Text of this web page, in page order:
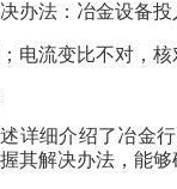
办法：冶金设备
电流变比不对，
述详细介绍了冶金
其解决办法，能